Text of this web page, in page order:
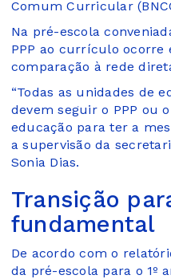
Comum Curricular
Na pré-escola
PPP ao currículo
comparação à rede
“Todas as unidades de
devem seguir o PPP ou
educação para ter a
a supervisão da
Sonia Dias.
Transição
fundamental
De acordo com o
da pré-escola para o 1º